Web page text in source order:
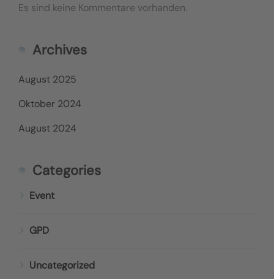
Es sind keine Kommentare vorhanden.
Archives
August 2025
Oktober 2024
August 2024
Categories
Event
GPD
Uncategorized